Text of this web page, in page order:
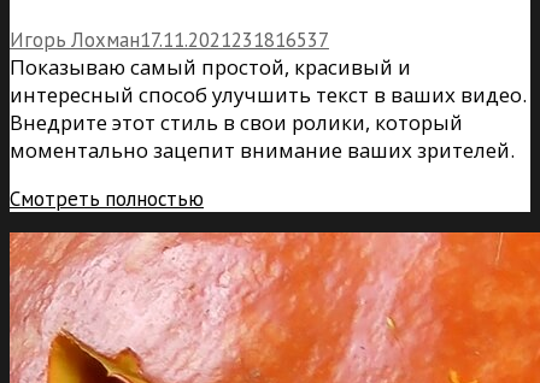
Игорь Лохман17.11.2021231816537
Показываю самый простой, красивый и
интересный способ улучшить текст в ваших видео.
Внедрите этот стиль в свои ролики, который
моментально зацепит внимание ваших зрителей.
Смотреть полностью